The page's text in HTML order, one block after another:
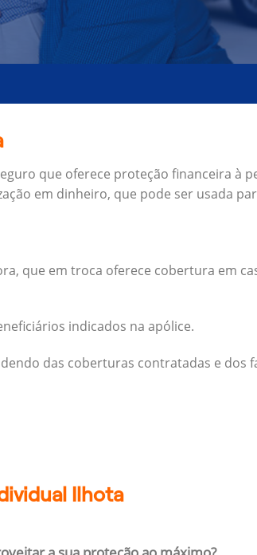
que oferece proteção financeira à
em dinheiro, que pode ser usada
que em troca oferece cobertura em
indicados na apólice.
das coberturas contratadas e dos
Ilhota